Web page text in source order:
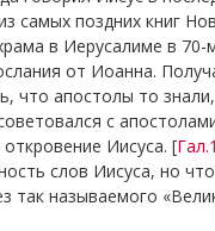
самых поздних книг
в Иерусалиме в
от Иоанна.
что апостолы то
с
Иисуса. [
слов Иисуса, но
так называемого